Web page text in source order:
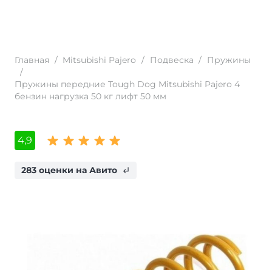
Главная / Mitsubishi Pajero / Подвеска / Пружины
/
Пружины передние Tough Dog Mitsubishi Pajero 4
бензин нагрузка 50 кг лифт 50 мм
4,9
283 оценки на Авито subdirectory_arrow_left